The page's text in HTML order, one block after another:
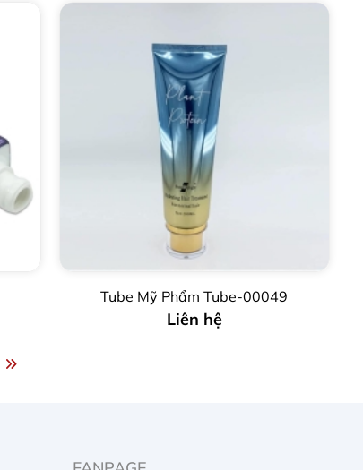
Tube Mỹ Phẩm Tube-00049
Liên hệ